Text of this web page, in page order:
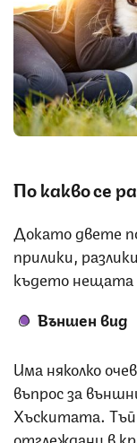
По какво се
Докато двете
прилики,
където нещата
Външен вид
Има няколко
въпрос за
Хъскитата.
отглеждани в